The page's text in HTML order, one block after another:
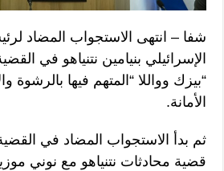
شفا – انتهى الاستجواب المضاد
“بيزك وواللا “المتهم فيها بالرشوة
الأمانة.
قضية محادثات نتنياهو مع نوني